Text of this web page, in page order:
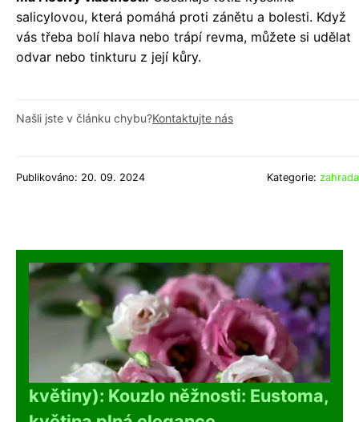
salicylovou, která pomáhá proti zánětu a bolesti. Když
vás třeba bolí hlava nebo trápí revma, můžete si udělat
odvar nebo tinkturu z její kůry.
Našli jste v článku chybu?Kontaktujte nás
Publikováno: 20. 09. 2024 Kategorie: zahrada
květiny): Kouzlo něžnosti: Eustoma,